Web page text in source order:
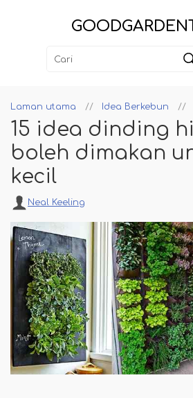
Laman utama Idea Berkebun
15 idea dinding
boleh dimakan
kecil
Neal Keeling